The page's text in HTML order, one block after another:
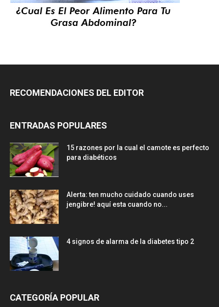
RECOMENDACIONES DEL EDITOR
ENTRADAS POPULARES
15 razones por la cual el camote es perfecto
para diabéticos
Alerta: ten mucho cuidado cuando uses
jengibre! aquí esta cuando no...
4 signos de alarma de la diabetes tipo 2
CATEGORÍA POPULAR